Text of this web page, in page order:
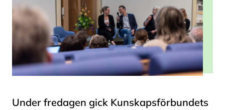
Under fredagen gick Kunskapsförbundets